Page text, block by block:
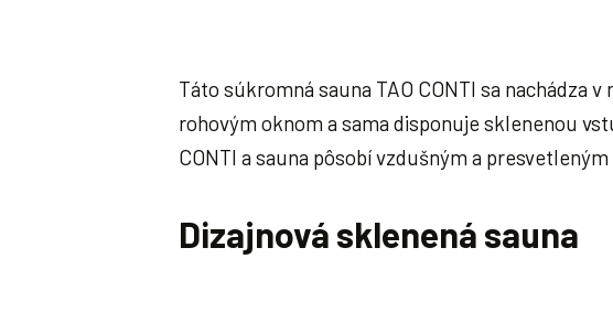
Táto súkromná sauna TAO CONTI sa nachádza
rohovým oknom a sama disponuje sklenenou
CONTI a sauna pôsobí vzdušným a
Dizajnová sklenená sauna